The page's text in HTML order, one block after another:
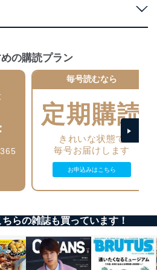
、滅失またはき損の防止及び是
業者を明確化し、 個人データへ
を防止しています。
証
れているユーザー制御機能（ユ
制御）により、個人情報データ
う情報システムを使用する従業
ています。
ス等の防止
扱う機器等のオペレーティング
状態に保持しています。
新状態としています。
伴う漏洩等の防止
人データの含まれるファイルを
当該ファイルへのパスワードを
の購読プラン
毎号読むなら
定期購読
きれいな状態で
毎号お届けします
お申込みはこちら
らの雑誌も買っています！